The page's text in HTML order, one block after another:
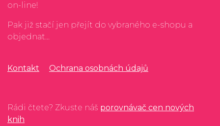
on-line!
Pak již stačí jen přejít do vybraného e-shopu a
objednat...
Kontakt Ochrana osobnách údajů
Rádi čtete? Zkuste náš porovnávač cen nových
knih